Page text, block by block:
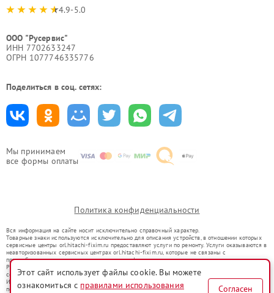
Мы принимаем
все формы оплаты
4.9-5.0
ООО "Русервис"
ИНН 7702633247
ОГРН 1077746335776
Поделиться в соц. сетях:
Политика конфиденциальности
Вся информация на сайте носит исключительно справочный характер.
Товарные знаки используются исключительно для описания устройств, в отношении которых
сервисные центры orl.hitachi-fixim.ru предоставляют услуги по ремонту. Услуги оказываются в
неавторизованных сервисных центрах orl.hitachi-fixim.ru, которые не связаны с
правообладателями товарных знаков или их официальными представителями.
Ремонт осуществляется для устройств, уже введенных в гражданский оборот в соответствии
со статьей 1487 ГК РФ.
Использование товарных знаков не преследует цели индивидуализации услуг или введения
потребителей в заблуждение, а служит для информирования о предоставляемых услугах по
Этот сайт использует файлы cookie. Вы можете
ознакомиться с правилами использования
Согласен